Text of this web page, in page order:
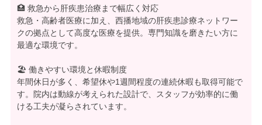
🏥 救急から肝疾患治療まで幅広く対応
救急・高齢者医療に加え、西播地域の肝疾患診療ネットワー
クの拠点として高度な医療を提供。専門知識を磨きたい方に
最適な環境です。
🏖️ 働きやすい環境と休暇制度
年間休日が多く、希望休や1週間程度の連続休暇も取得可能で
す。院内は動線が考えられた設計で、スタッフが効率的に働
ける工夫が凝らされています。